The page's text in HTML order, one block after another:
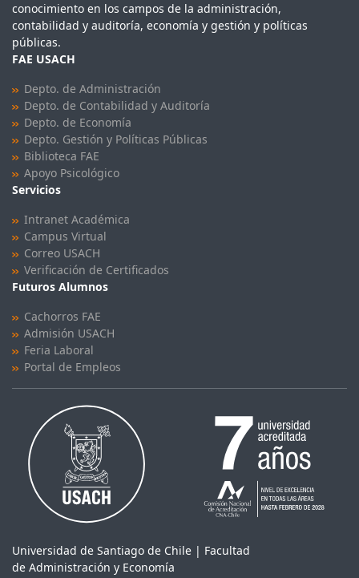
conocimiento en los campos de la administración,
contabilidad y auditoría, economía y gestión y políticas
públicas.
FAE USACH
Depto. de Administración
Depto. de Contabilidad y Auditoría
Depto. de Economía
Depto. Gestión y Políticas Públicas
Biblioteca FAE
Apoyo Psicológico
Servicios
Intranet Académica
Campus Virtual
Correo USACH
Verificación de Certificados
Futuros Alumnos
Cachorros FAE
Admisión USACH
Feria Laboral
Portal de Empleos
Universidad de Santiago de Chile | Facultad
de Administración y Economía